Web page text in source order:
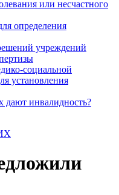
или несчастного
определения
учреждений
социальной
установления
дают инвалидность?